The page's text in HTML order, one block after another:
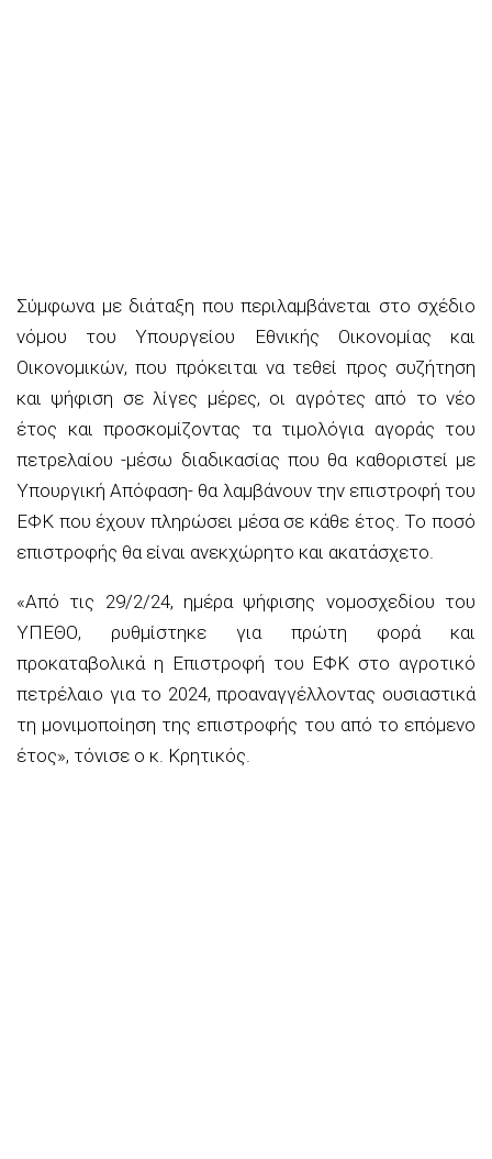
Σύμφωνα με διάταξη που περιλαμβάνεται στο σχέδιο
νόμου τουΥπουργείου Εθνικής Οικονομίας και
Οικονομικών, που πρόκειται να τεθεί προς συζήτηση
και ψήφιση σε λίγες μέρες, οι αγρότες από το νέο
έτος και προσκομίζοντας τα τιμολόγια αγοράς του
πετρελαίου -μέσω διαδικασίας που θα καθοριστεί με
Υπουργική Απόφαση- θα λαμβάνουν την επιστροφή του
ΕΦΚ που έχουν πληρώσει μέσα σε κάθε έτος. Το ποσό
επιστροφής θα είναι ανεκχώρητο και ακατάσχετο.
«Από τις 29/2/24, ημέρα ψήφισης νομοσχεδίου του
ΥΠΕΘΟ, ρυθμίστηκε για πρώτη φορά και
προκαταβολικά η Επιστροφή του ΕΦΚ στο αγροτικό
πετρέλαιο για το 2024, προαναγγέλλοντας ουσιαστικά
τη μονιμοποίηση της επιστροφής του από το επόμενο
έτος», τόνισε ο κ. Κρητικός.